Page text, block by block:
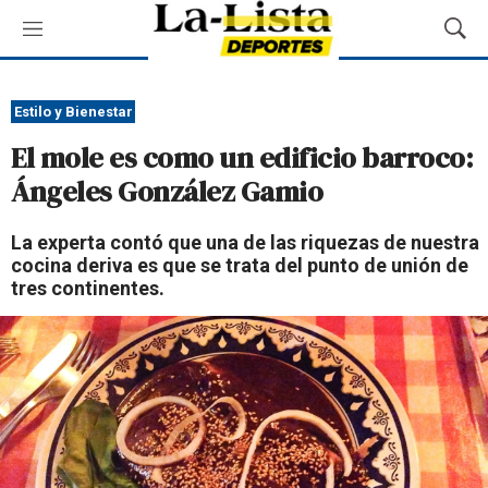
M
e
ú
M
o
a
r
s
q
e
d
a
Estilo y Bienestar
El mole es como un edificio barroco:
Ángeles González Gamio
La experta contó que una de las riquezas de nuestra
cocina deriva es que se trata del punto de unión de
tres continentes.